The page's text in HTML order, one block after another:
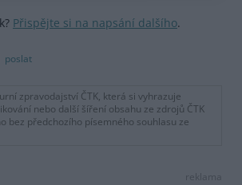
Přispějte si na napsání dalšího.
poslat
zpravodajství ČTK, která si vyhrazuje
nebo další šíření obsahu ze zdrojů ČTK
bez předchozího písemného souhlasu ze
reklama